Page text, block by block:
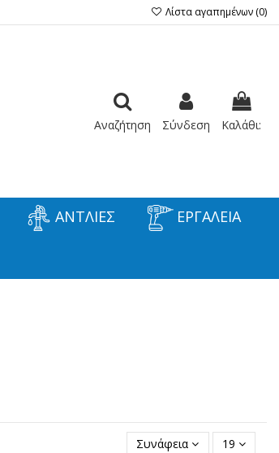
Λίστα αγαπημένων (0)
Αναζήτηση Σύνδεση Καλάθι:
ΑΝΤΛΙΕΣ ΕΡΓΑΛΕΙΑ
Συνάφεια 19